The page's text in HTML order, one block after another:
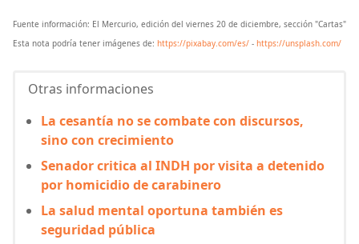
Fuente información: El Mercurio, edición del viernes 20 de diciembre, sección "Cartas"
Esta nota podría tener imágenes de: https://pixabay.com/es/ - https://unsplash.com/
Otras informaciones
La cesantía no se combate con discursos,
sino con crecimiento
Senador critica al INDH por visita a detenido
por homicidio de carabinero
La salud mental oportuna también es
seguridad pública